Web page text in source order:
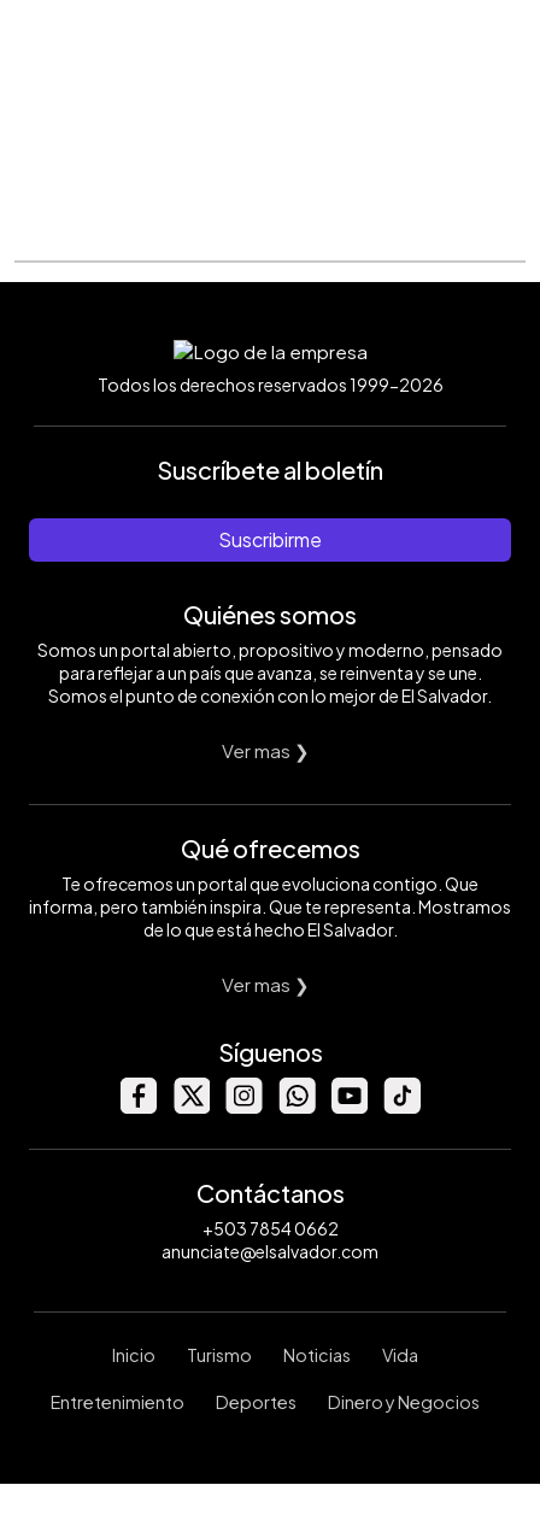
Todos los derechos reservados 1999-2026
Suscríbete al boletín
Suscribirme
Quiénes somos
Somos un portal abierto, propositivo y moderno, pensado
para reflejar a un país que avanza, se reinventa y se une.
Somos el punto de conexión con lo mejor de El Salvador.
Ver mas ❯
Qué ofrecemos
Te ofrecemos un portal que evoluciona contigo. Que
informa, pero también inspira. Que te representa. Mostramos
de lo que está hecho El Salvador.
Ver mas ❯
Síguenos
Contáctanos
+503 7854 0662
anunciate@elsalvador.com
Inicio Turismo Noticias Vida
Entretenimiento Deportes Dinero y Negocios